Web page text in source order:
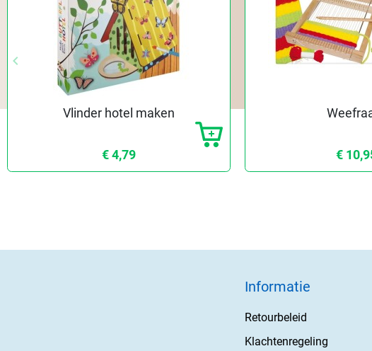
Vorige
keyboard_arrow_left
Vlinder hotel maken
€ 4,79 €
Informatie
Retourbeleid
Klachtenregeling